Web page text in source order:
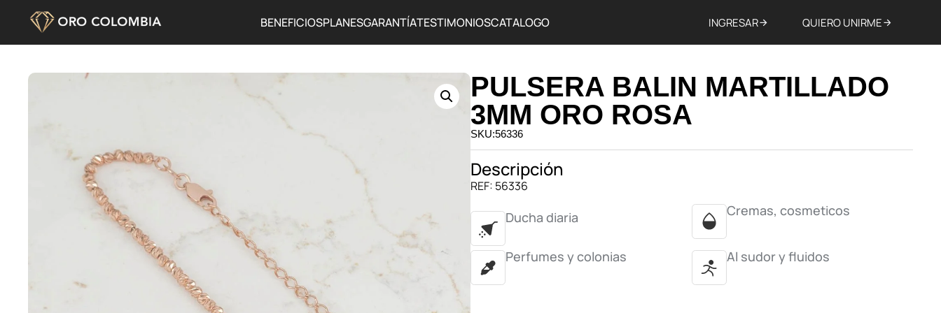
BENEFICIOSPLANESGARANTÍATESTIMONIOSCATALOGO INGRESAR QUIERO UNIRME
PULSERA BALIN MARTILLADO
3MM ORO ROSA
SKU:56336
Descripción
REF: 56336
Ducha diaria Cremas, cosmeticos
Perfumes y colonias Al sudor y fluidos